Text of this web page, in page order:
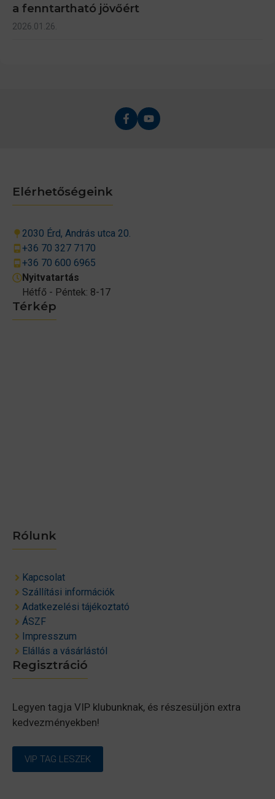
a fenntartható jövőért
2026.01.26.
Térkép
Rólunk
Kapcsolat
Szállítási információk
Adatkezelési tájékoztató
ÁSZF
Impresszum
Elállás a vásárlástól
Elérhetőségeink
2030 Érd, András utca 20.
+36 70 327 7170
+36 70 600 6965
Nyitvatartás
Hétfő - Péntek: 8-17
Regisztráció
Legyen tagja VIP klubunknak, és részesüljön extra
kedvezményekben!
VIP TAG LESZEK